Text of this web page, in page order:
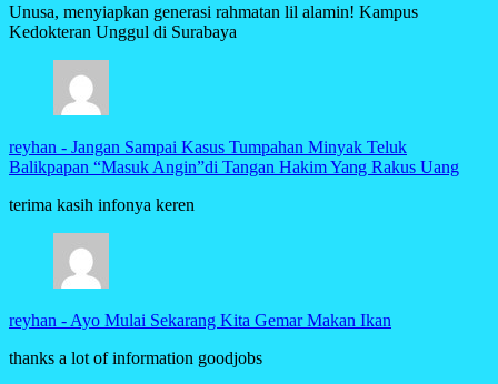
Unusa, menyiapkan generasi rahmatan lil alamin! Kampus
Kedokteran Unggul di Surabaya
reyhan - Jangan Sampai Kasus Tumpahan Minyak Teluk
Balikpapan “Masuk Angin”di Tangan Hakim Yang Rakus Uang
terima kasih infonya keren
reyhan - Ayo Mulai Sekarang Kita Gemar Makan Ikan
thanks a lot of information goodjobs